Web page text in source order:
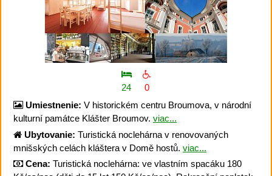
24
0
Umiestnenie: V historickém centru Broumova, v národní
kulturní památce Klášter Broumov. viac...
Ubytovanie: Turistická noclehárna v renovovaných
mnišských celách kláštera v Domě hostů. viac...
Cena: Turistická noclehárna: ve vlastním spacáku 180